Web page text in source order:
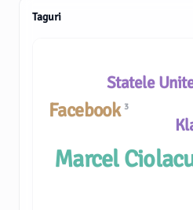
Taguri
Marcel
Facebook 3
Statele